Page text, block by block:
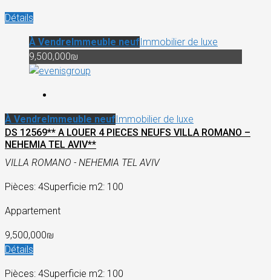
Détails
À VendreImmeuble neufImmobilier de luxe
9,500,000₪
À VendreImmeuble neufImmobilier de luxe
DS 12569** A LOUER 4 PIECES NEUFS VILLA ROMANO –
NEHEMIA TEL AVIV**
VILLA ROMANO - NEHEMIA TEL AVIV
Pièces: 4Superficie m2: 100
Appartement
9,500,000₪
Détails
Pièces: 4Superficie m2: 100